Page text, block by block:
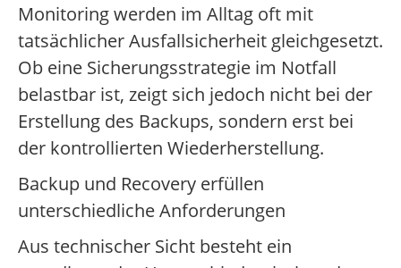
Monitoring werden im Alltag oft mit
tatsächlicher Ausfallsicherheit gleichgesetzt.
Ob eine Sicherungsstrategie im Notfall
belastbar ist, zeigt sich jedoch nicht bei der
Erstellung des Backups, sondern erst bei
der kontrollierten Wiederherstellung.
Backup und Recovery erfüllen
unterschiedliche Anforderungen
Aus technischer Sicht besteht ein